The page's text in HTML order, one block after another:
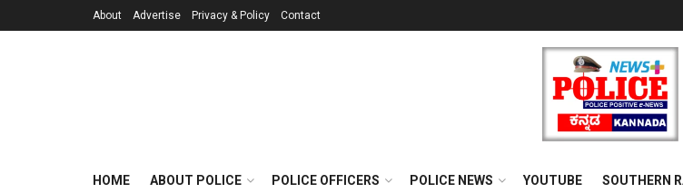
About Advertise Privacy & Policy Contact
HOME ABOUT POLICE POLICE OFFICERS POLICE NEWS YOUTUBE SOUTHERN